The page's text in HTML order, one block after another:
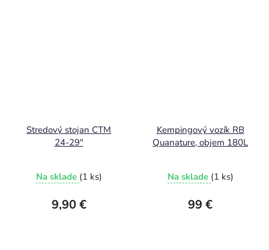
Stredový stojan CTM
24-29"
Na sklade (1 ks)
9,90 €
Kempingový vozík RB
Quanature, objem 180L
Na sklade (1 ks)
99 €